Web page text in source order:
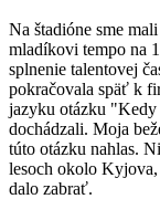
Na štadióne sme
mladíkovi tempo na
splnenie talentovej
pokračovala späť k
jazyku otázku "Kedy
dochádzali. Moja
túto otázku nahlas.
lesoch okolo
dalo zabrať.